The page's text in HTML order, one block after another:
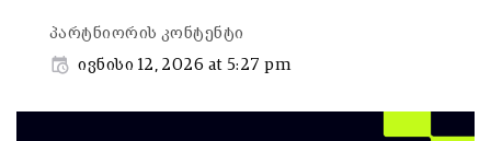
პარტნიორის კონტენტი
ივნისი 12, 2026 at 5:27 pm